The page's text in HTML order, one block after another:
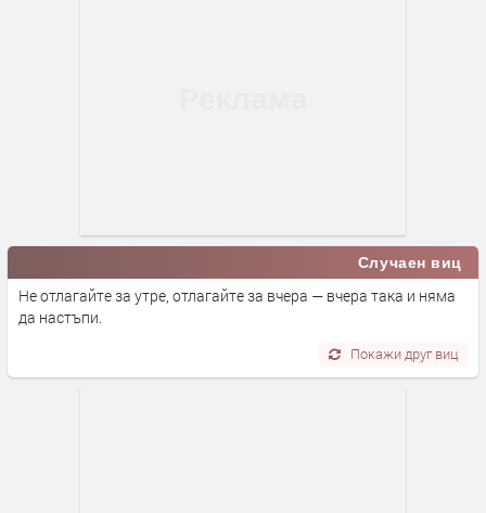
Случаен виц
Не отлагайте за утре, отлагайте за вчера — вчера така и няма
да настъпи.
Покажи друг виц